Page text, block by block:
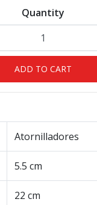
Quantity
Atornilladores
5.5 cm
22 cm